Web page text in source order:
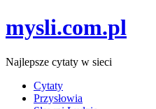
mysli.com.pl
Najlepsze cytaty w sieci
Cytaty
Przysłowia